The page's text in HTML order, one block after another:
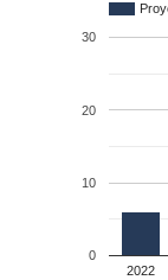
2022
0
10
20
30